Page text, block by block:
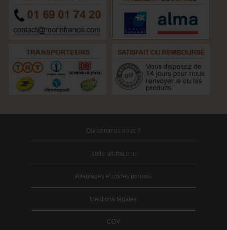
Qui sommes nous ?
Notre animalerie
Avantages et codes promos
Mentions légales
CGV